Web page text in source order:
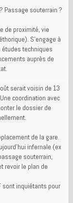
Passage souterrain ?
de proximité, vie
S’engage à
études techniques
auprès de
serait voisin de 13
coordination avec
le dossier de
de la gare.
infernale (ex
souterrain,
revoir le plan de
sont inquiétants pour